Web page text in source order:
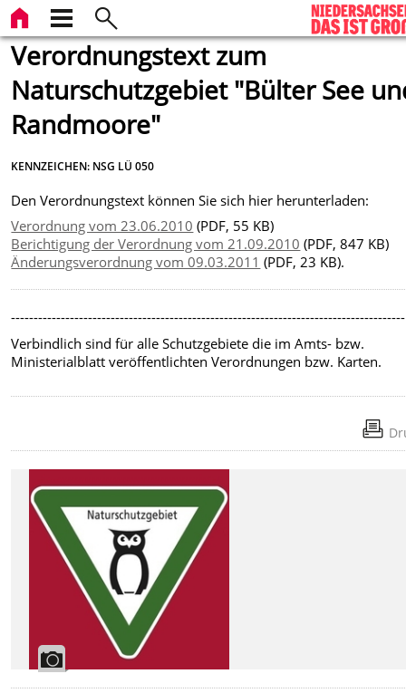
Verordnungstext zum
Naturschutzgebiet "Bülter See
Randmoore"
KENNZEICHEN: NSG LÜ 050
Den Verordnungstext können Sie sich hier herunterladen:
Verordnung vom 23.06.2010 (PDF, 55 KB)
Berichtigung der Verordnung vom 21.09.2010 (PDF, 847 KB)
Änderungsverordnung vom 09.03.2011 (PDF, 23 KB).
---------------------------------------------------------------------------------------
Verbindlich sind für alle Schutzgebiete die im Amts- bzw.
Ministerialblatt veröffentlichten Verordnungen bzw. Karten.